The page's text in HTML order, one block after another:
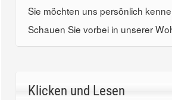
Sie möchten uns persönlich
Schauen Sie vorbei in unserer
Klicken und Lesen